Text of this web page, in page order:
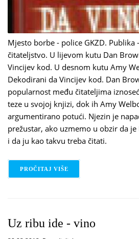
Mjesto borbe - police GKZD.
čitateljstvo. U lijevom kutu Dan
Vincijev kod. U desnom kutu Amy
Dekodirani da Vincijev kod. Dan
popularnost među čitateljima
teze u svojoj knjizi, dok ih Amy
argumentirano potući. Njezin je
prežustar, ako uzmemo u obzir da
i da ju kao takvu treba čitati.
PROČITAJ VIŠE
Uz ribu ide - vino